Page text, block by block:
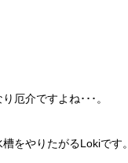
厄介ですよね･･･。
をやりたがるLokiです。